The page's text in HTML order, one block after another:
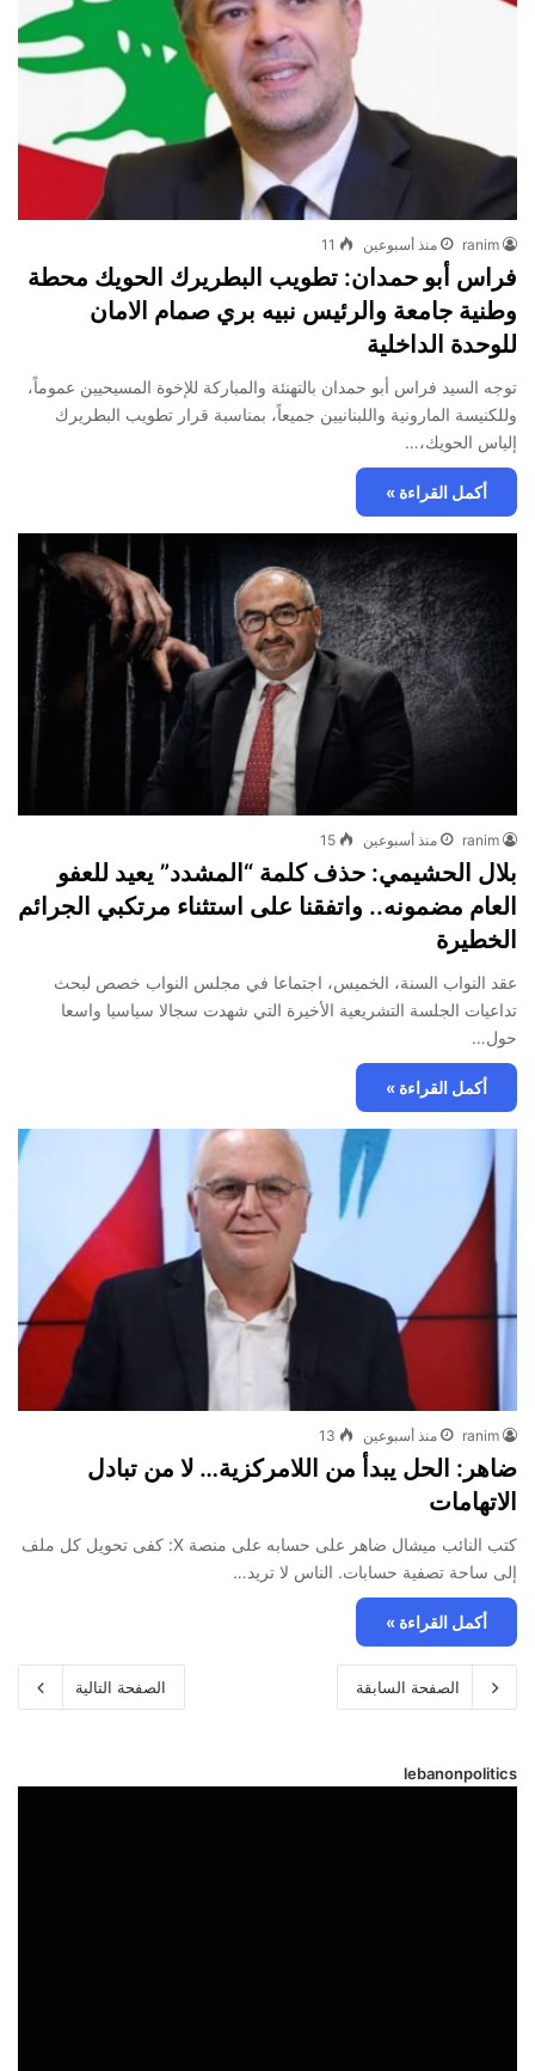
ranim منذ أسبوعين 11
فراس أبو حمدان: تطويب البطريرك الحويك محطة
وطنية جامعة والرئيس نبيه بري صمام الامان
للوحدة الداخلية
توجه السيد فراس أبو حمدان بالتهنئة والمباركة للإخوة المسيحيين عموماً،
وللكنيسة المارونية واللبنانيين جميعاً، بمناسبة قرار تطويب البطريرك
إلياس الحويك،…
أكمل القراءة »
ranim منذ أسبوعين 15
بلال الحشيمي: حذف كلمة “المشدد” يعيد للعفو
العام مضمونه.. واتفقنا على استثناء مرتكبي الجرائم
الخطيرة
عقد النواب السنة، الخميس، اجتماعا في مجلس النواب خصص لبحث
تداعيات الجلسة التشريعية الأخيرة التي شهدت سجالا سياسيا واسعا
حول…
أكمل القراءة »
ranim منذ أسبوعين 13
ضاهر: الحل يبدأ من اللامركزية… لا من تبادل
الاتهامات
كتب النائب ميشال ضاهر على حسابه على منصة X: ‏كفى تحويل كل ملف
إلى ساحة تصفية حسابات. الناس لا تريد…
أكمل القراءة »
الصفحة السابقة الصفحة التالية
lebanonpolitics